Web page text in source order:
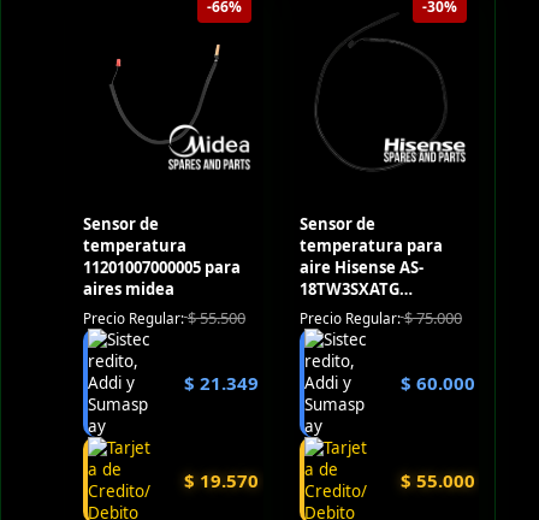
-66%
Sensor de
temperatura
11201007000005 para
aires midea
Precio Regular:$55.500
$ 21.349
$ 19.570
-30%
Sensor de
temperatura para
aire Hisense AS-
18TW3SXATG
(Outdoor)
Precio Regular:$75.000
$ 60.000
$ 55.000